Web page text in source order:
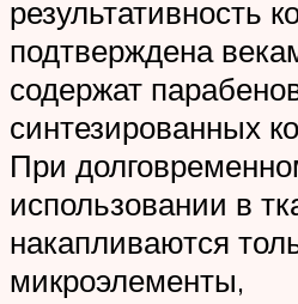
результативность
подтверждена
содержат
синтезированных
При
использовании в
накапливаются
микроэлементы,